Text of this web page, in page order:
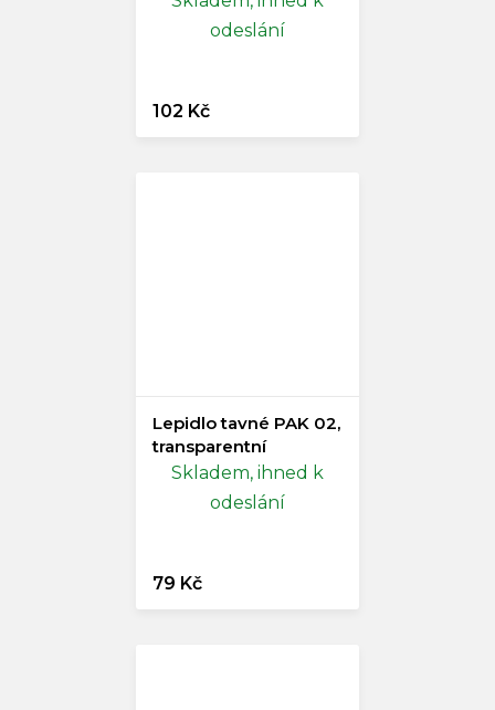
odeslání
102 Kč
Lepidlo tavné PAK 02,
transparentní
Skladem, ihned k
odeslání
79 Kč